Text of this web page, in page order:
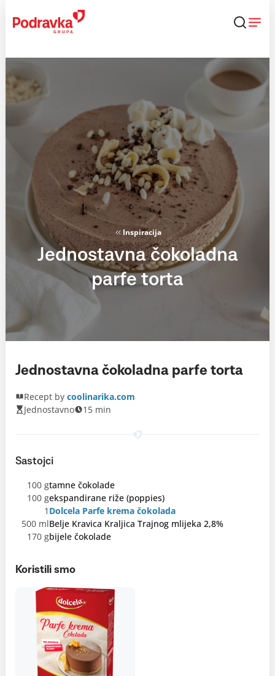
content
Inspiracija
Jednostavna čokoladna
parfe torta
Jednostavna čokoladna parfe torta
Recept by coolinarika.com
Jednostavno
15 min
Sastojci
100 gtamne čokolade
100 gekspandirane riže (poppies)
1 Dolcela Parfe krema čokolada
500 mlBelje Kravica Kraljica Trajnog mlijeka 2,8%
170 gbijele čokolade
Koristili smo